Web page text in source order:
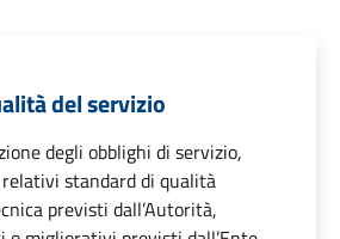
del servizio
degli obblighi di servizio,
standard di qualità
previsti dall’Autorità,